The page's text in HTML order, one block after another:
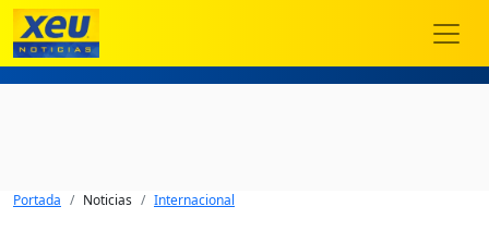
Portada Noticias Internacional